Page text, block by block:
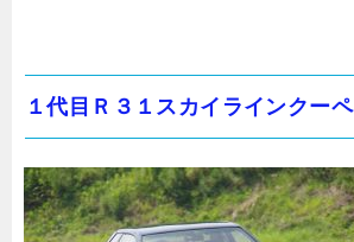
１代目Ｒ３１スカイラインクーペ